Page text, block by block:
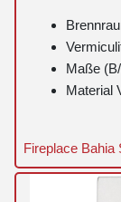
Maße
Material
Fireplace Bahia